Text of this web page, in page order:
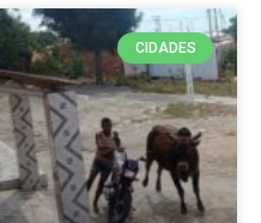
CIDADES